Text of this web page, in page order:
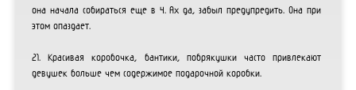
она начала собираться еще в 4. Ах да, забыл предупредить. Она при
этом опаздает.
21. Красивая коробочка, бантики, побрякушки часто привлекают
девушек больше чем содержимое подарочной коробки.